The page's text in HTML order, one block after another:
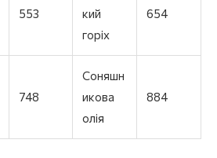
553
кий
горіх
654
748
Соняшн
икова
олія
884